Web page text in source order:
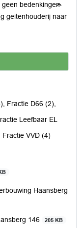
bedenkingen
geitenhouderij naar
Fractie D66 (2),
Leefbaar EL
VVD (4)
Haansberg
146 205 KB